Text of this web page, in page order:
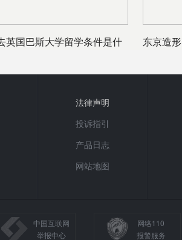
英国巴斯大学留学条件是什 东京造
法律声明
投诉指引
产品日志
网站地图
中国互联网
举报中心
网络110
报警服务